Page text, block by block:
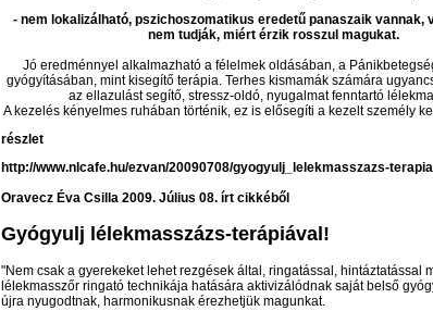
- nem lokalizálható, pszichoszomatikus eredetű panaszaik vannak,
nem tudják, miért érzik rosszul magukat.
Jó eredménnyel alkalmazható a félelmek oldásában, a
gyógyításában, mint kisegítő terápia. Terhes kismamák számára
az ellazulást segítő, stressz-oldó, nyugalmat fenntartó
A kezelés kényelmes ruhában történik, ez is elősegíti a kezelt személy
részlet
http://www.nlcafe.hu/ezvan/20090708/gyogyulj_lelekmasszazs-
Oravecz Éva Csilla 2009. Július 08. írt cikkéből
Gyógyulj lélekmasszázs-terápiával!
"Nem csak a gyerekeket lehet rezgések által, ringatással, hintáztatással
lélekmasszőr ringató technikája hatására aktivizálódnak saját belső
újra nyugodtnak, harmonikusnak érezhetjük magunkat.